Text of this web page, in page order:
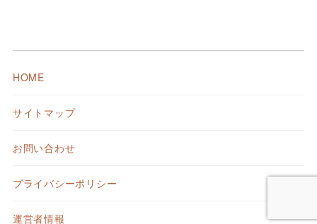
HOME
サイトマップ
お問い合わせ
プライバシーポリシー
運営者情報